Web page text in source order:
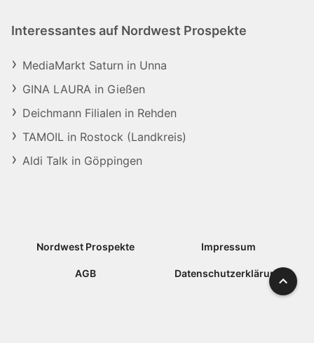
Interessantes auf Nordwest Prospekte
MediaMarkt Saturn in Unna
GINA LAURA in Gießen
Deichmann Filialen in Rehden
TAMOIL in Rostock (Landkreis)
Aldi Talk in Göppingen
Nordwest Prospekte Impressum
AGB Datenschutzerklärung Nach